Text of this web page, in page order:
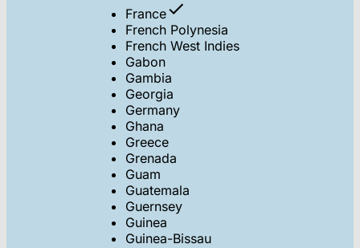
France
French Polynesia
French West Indies
Gabon
Gambia
Georgia
Germany
Ghana
Greece
Grenada
Guam
Guatemala
Guernsey
Guinea
Guinea-Bissau